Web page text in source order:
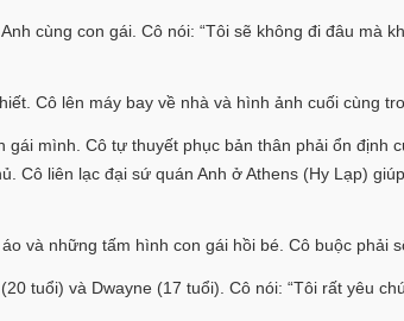
cùng con gái. Cô nói: “Tôi sẽ không đi đâu mà
Cô lên máy bay về nhà và hình ảnh cuối cùng
mình. Cô tự thuyết phục bản thân phải ổn định
Cô liên lạc đại sứ quán Anh ở Athens (Hy Lạp)
và những tấm hình con gái hồi bé. Cô buộc phải
tuổi) và Dwayne (17 tuổi). Cô nói: “Tôi rất yêu